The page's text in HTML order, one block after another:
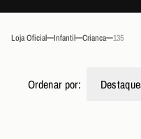
Loja Oficial Infantil Crianca 135
Ordenar por: